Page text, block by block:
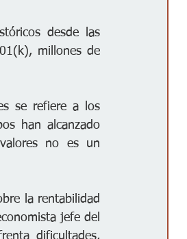
desde las
millones de
se refiere a los
han alcanzado
no es un
la rentabilidad
jefe del
dificultades,